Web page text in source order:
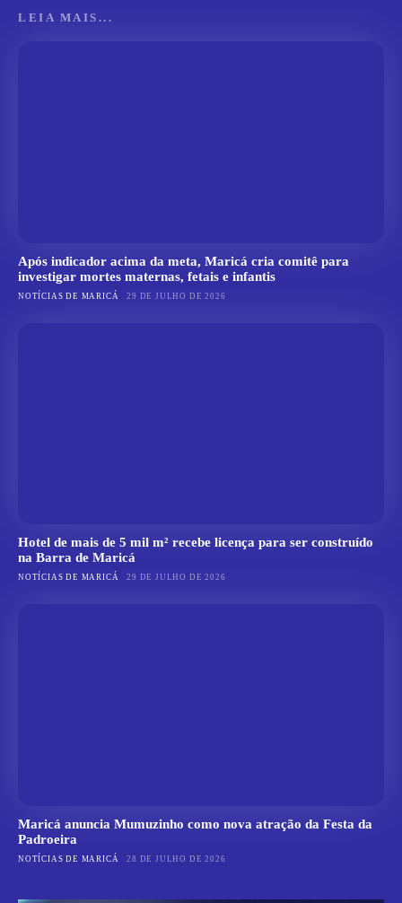
LEIA MAIS...
Após indicador acima da meta, Maricá cria comitê para
investigar mortes maternas, fetais e infantis
NOTÍCIAS DE MARICÁ 29 DE JULHO DE 2026
Hotel de mais de 5 mil m² recebe licença para ser construído
na Barra de Maricá
NOTÍCIAS DE MARICÁ 29 DE JULHO DE 2026
Maricá anuncia Mumuzinho como nova atração da Festa da
Padroeira
NOTÍCIAS DE MARICÁ 28 DE JULHO DE 2026